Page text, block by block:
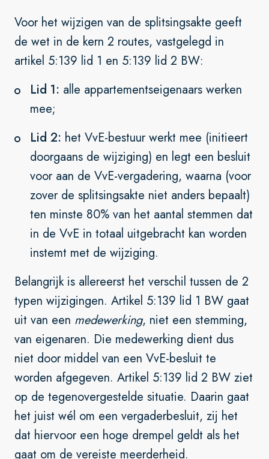
Voor het wijzigen van de splitsingsakte geeft
de wet in de kern 2 routes, vastgelegd in
artikel 5:139 lid 1 en 5:139 lid 2 BW:
Lid 1: alle appartementseigenaars werken
mee;
Lid 2: het VvE-bestuur werkt mee (initieert
doorgaans de wijziging) en legt een besluit
voor aan de VvE-vergadering, waarna (voor
zover de splitsingsakte niet anders bepaalt)
ten minste 80% van het aantal stemmen dat
in de VvE in totaal uitgebracht kan worden
instemt met de wijziging.
Belangrijk is allereerst het verschil tussen de 2
typen wijzigingen. Artikel 5:139 lid 1 BW gaat
uit van een medewerking, niet een stemming,
van eigenaren. Die medewerking dient dus
niet door middel van een VvE-besluit te
worden afgegeven. Artikel 5:139 lid 2 BW ziet
op de tegenovergestelde situatie. Daarin gaat
het juist wél om een vergaderbesluit, zij het
dat hiervoor een hoge drempel geldt als het
gaat om de vereiste meerderheid.